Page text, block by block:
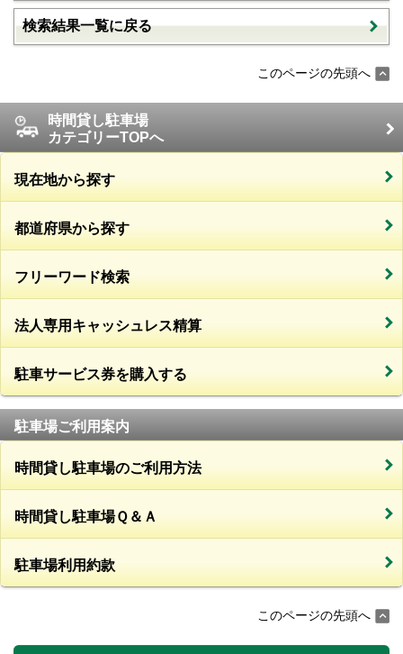
検索結果一覧に戻る
このページの先頭へ
時間貸し駐車場
カテゴリーTOPへ
現在地から探す
都道府県から探す
フリーワード検索
法人専用キャッシュレス精算
駐車サービス券を購入する
駐車場ご利用案内
時間貸し駐車場のご利用方法
時間貸し駐車場Ｑ＆Ａ
駐車場利用約款
このページの先頭へ